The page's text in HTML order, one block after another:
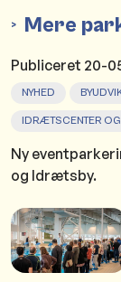
Mere
Publiceret 20-
NYHED
IDRÆTSCENTER
Ny
og Idrætsby.